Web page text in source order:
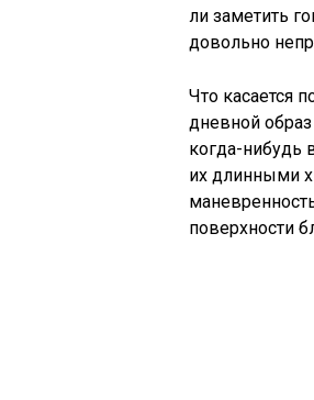
ли заметить
довольно
Что касается
дневной
когда-нибудь
их длинными
поверхности